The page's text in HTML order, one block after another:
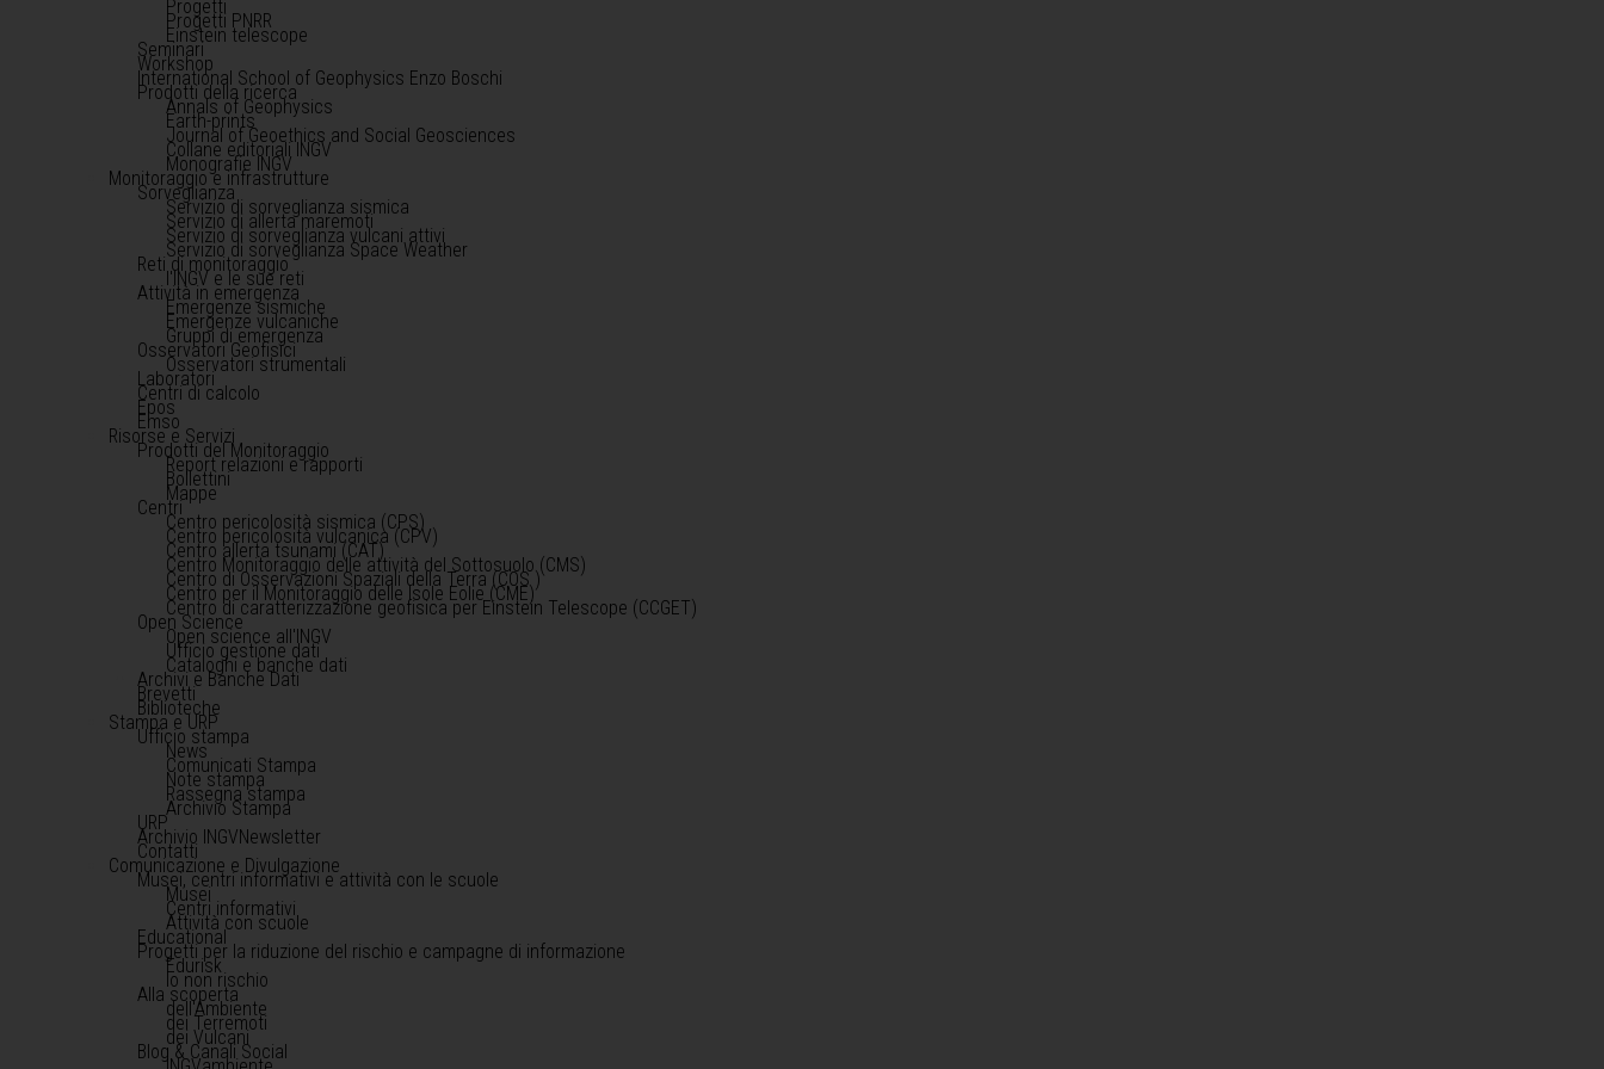
Progetti
Progetti PNRR
Einstein telescope
Seminari
Workshop
International School of Geophysics Enzo Boschi
Prodotti della ricerca
Annals of Geophysics
Earth-prints
Journal of Geoethics and Social Geosciences
Collane editoriali INGV
Monografie INGV
Monitoraggio e infrastrutture
Sorveglianza
Servizio di sorveglianza sismica
Servizio di allerta maremoti
Servizio di sorveglianza vulcani attivi
Servizio di sorveglianza Space Weather
Reti di monitoraggio
l'INGV e le sue reti
Attività in emergenza
Emergenze sismiche
Emergenze vulcaniche
Gruppi di emergenza
Osservatori Geofisici
Osservatori strumentali
Laboratori
Centri di calcolo
Epos
Emso
Risorse e Servizi
Prodotti del Monitoraggio
Report relazioni e rapporti
Bollettini
Mappe
Centri
Centro pericolosità sismica (CPS)
Centro pericolosità vulcanica (CPV)
Centro allerta tsunami (CAT)
Centro Monitoraggio delle attività del Sottosuolo (CMS)
Centro di Osservazioni Spaziali della Terra (COS )
Centro per il Monitoraggio delle Isole Eolie (CME)
Centro di caratterizzazione geofisica per Einstein Telescope (CCGET)
Open Science
Open science all'INGV
Ufficio gestione dati
Cataloghi e banche dati
Archivi e Banche Dati
Brevetti
Biblioteche
Stampa e URP
Ufficio stampa
News
Comunicati Stampa
Note stampa
Rassegna stampa
Archivio Stampa
URP
Archivio INGVNewsletter
Contatti
Comunicazione e Divulgazione
Musei, centri informativi e attività con le scuole
Musei
Centri informativi
Attività con scuole
Educational
Progetti per la riduzione del rischio e campagne di informazione
Edurisk
Io non rischio
Alla scoperta
dell'Ambiente
dei Terremoti
dei Vulcani
Blog & Canali Social